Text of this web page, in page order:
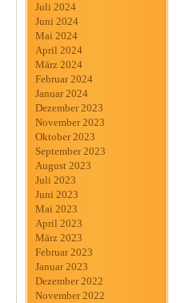
Juli 2024
Juni 2024
Mai 2024
April 2024
März 2024
Februar 2024
Januar 2024
Dezember 2023
November 2023
Oktober 2023
September 2023
August 2023
Juli 2023
Juni 2023
Mai 2023
April 2023
März 2023
Februar 2023
Januar 2023
Dezember 2022
November 2022